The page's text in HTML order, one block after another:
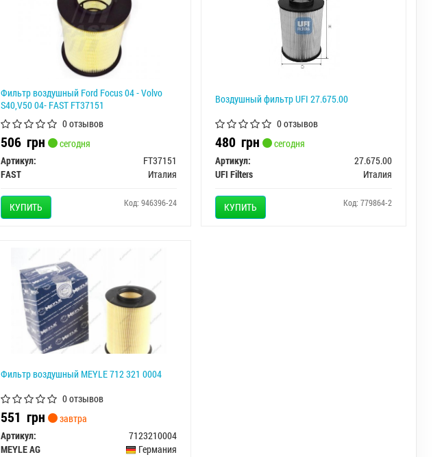
Фильтр воздушный Ford Focus 04 - Volvo
S40,V50 04- FAST FT37151
0 отзывов
506 грн
сегодня
Артикул:
FT37151
FAST
Италия
КУПИТЬ Код: 946396-24
Воздушный фильтр UFI 27.675.00
0 отзывов
480грн
сегодня
Артикул:
27.675.00
UFI Filters
Италия
КУПИТЬ Код: 779864-2
Фильтр воздушный MEYLE 712 321 0004
0 отзывов
551 грн
завтра
Артикул:
7123210004
MEYLE AG
Германия